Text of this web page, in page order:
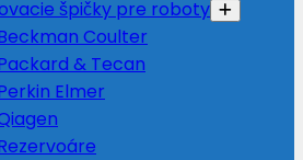
špičky pre roboty
Coulter
& Tecan
Elmer